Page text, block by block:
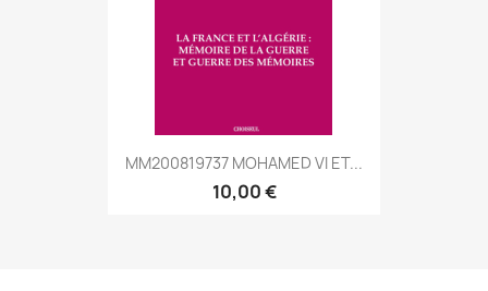
MM200819737 MOHAMED VI ET...
10,00 €